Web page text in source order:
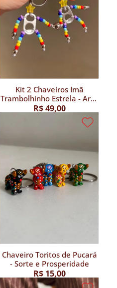
Kit 2 Chaveiros Imã
Trambolhinho Estrela - Arco
íris
R$ 49,00
Chaveiro Toritos de Pucará
- Sorte e Prosperidade
R$ 15,00